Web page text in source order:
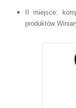
II miejsce:
produktów